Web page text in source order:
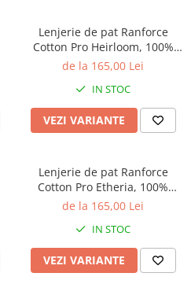
Lenjerie de pat Ranforce
Cotton Pro Heirloom, 100%
bumbac, alb, imprimeu
de la 165,00 Lei
IN STOC
VEZI VARIANTE
Lenjerie de pat Ranforce
Cotton Pro Etheria, 100%
bumbac, alb, imprimeu floral
de la 165,00 Lei
IN STOC
VEZI VARIANTE